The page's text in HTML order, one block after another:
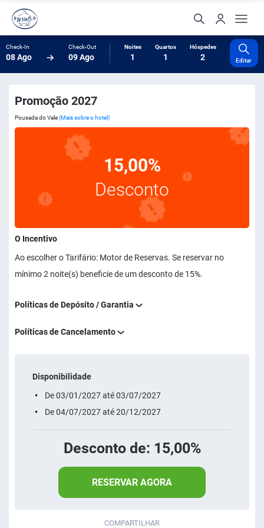
Check-In
08 Ago
Check-Out
09 Ago
Noites
1
Quartos
1
Hóspedes
2 Editar
Promoção 2027
Pousada do Vale(Mais sobre o hotel)
15,00%
Desconto
O Incentivo
Ao escolher o Tarifário: Motor de Reservas. Se reservar no
mínimo 2 noite(s) beneficie de um desconto de 15%.
Políticas de Depósito / Garantia
Políticas de Cancelamento
Disponibilidade
De 03/01/2027 até 03/07/2027
De 04/07/2027 até 20/12/2027
Desconto de: 15,00%
RESERVAR AGORA
COMPARTILHAR